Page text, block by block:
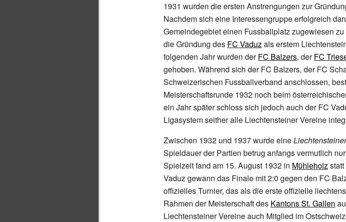
1931 wurden die ersten Anstrengungen zur
Nachdem sich eine Interessengruppe erfolgreich
Gemeindegebiet einen Fussballplatz zugewiesen
die Gründung des FC Vaduzals erstem
folgenden Jahr wurden derFC Balzers, derFC
gehoben. Während sich der FC Balzers, der FC
Schweizerischen Fussballverband anschlossen,
Meisterschaftsrunde 1932 noch beim
ein Jahr später schloss sich jedoch auch der FC
Ligasystem seither alle Liechtensteiner Vereine
Zwischen 1932 und 1937 wurde eine
Spieldauer der Partien betrug anfangs vermutlich
Spielzeit fand am 15. August 1932 in Mühleholz
Vaduz gewann das Finale mit 2:0 gegen den FC
offizielles Turnier, das als die erste offizielle
Rahmen der Meisterschaft des Kantons St. Gallen
Liechtensteiner Vereine auch Mitglied im